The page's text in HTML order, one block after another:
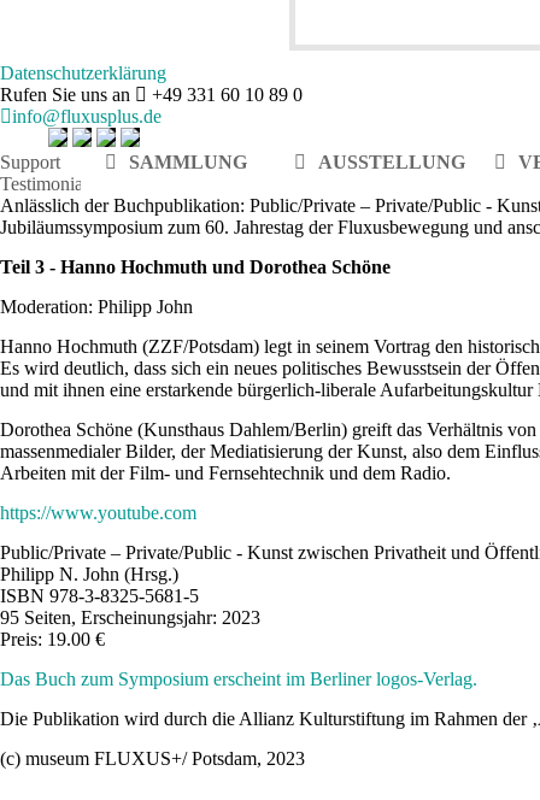
Datenschutzerklärung
Rufen Sie uns an
+49 331 60 10 89 0
info@fluxusplus.de
SAMMLUNG AUSSTELLUNG
Support
Testimonials
Anlässlich der Buchpublikation: Public/Private – Private/Public -
Jubiläumssymposium zum 60. Jahrestag der Fluxusbewegung und
Teil 3 - Hanno Hochmuth und Dorothea Schöne
Moderation: Philipp John
Hanno Hochmuth (ZZF/Potsdam) legt in seinem Vortrag den
Es wird deutlich, dass sich ein neues politisches Bewusstsein der
und mit ihnen eine erstarkende bürgerlich-liberale Aufarbeitungskultur
Dorothea Schöne (Kunsthaus Dahlem/Berlin) greift das Verhältnis
massenmedialer Bilder, der Mediatisierung der Kunst, also dem
Arbeiten mit der Film- und Fernsehtechnik und dem Radio.
https://www.youtube.com
Public/Private – Private/Public - Kunst zwischen Privatheit und
Philipp N. John (Hrsg.)
ISBN 978-3-8325-5681-5
95 Seiten, Erscheinungsjahr: 2023
Preis: 19.00 €
Das Buch zum Symposium erscheint im Berliner logos-Verlag.
Die Publikation wird durch die Allianz Kulturstiftung im Rahmen der
(c) museum FLUXUS+/ Potsdam, 2023